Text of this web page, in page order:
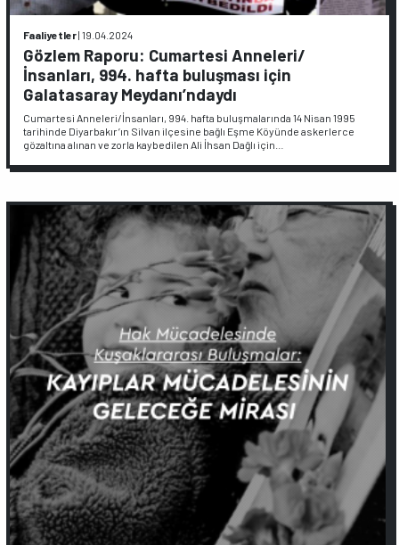
Faaliyetler|19.04.2024
Gözlem Raporu: Cumartesi Anneleri/
İnsanları, 994. hafta buluşması için
Galatasaray Meydanı’ndaydı
Cumartesi Anneleri/İnsanları, 994. hafta buluşmalarında 14 Nisan 1995
tarihinde Diyarbakır’ın Silvan ilçesine bağlı Eşme Köyünde askerlerce
gözaltına alınan ve zorla kaybedilen Ali İhsan Dağlı için…